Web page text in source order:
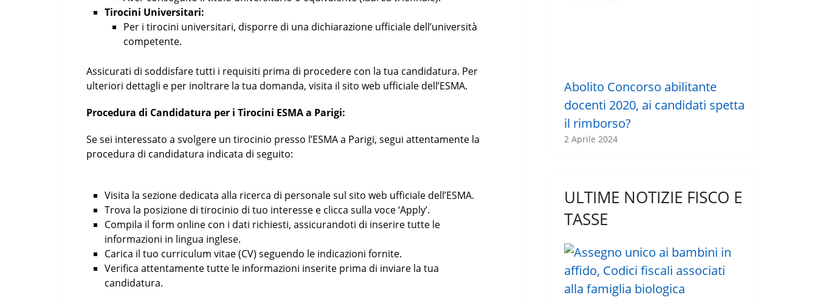
Tirocini Universitari:
Per i tirocini universitari, disporre di una dichiarazione ufficiale dell’università
competente.
Assicurati di soddisfare tutti i requisiti prima di procedere con la tua candidatura. Per
ulteriori dettagli e per inoltrare la tua domanda, visita il sito web ufficiale dell’ESMA.
Procedura di Candidatura per i Tirocini ESMA a Parigi:
Se sei interessato a svolgere un tirocinio presso l’ESMA a Parigi, segui attentamente la
procedura di candidatura indicata di seguito:
Visita la sezione dedicata alla ricerca di personale sul sito web ufficiale dell’ESMA.
Trova la posizione di tirocinio di tuo interesse e clicca sulla voce ‘Apply’.
Compila il form online con i dati richiesti, assicurandoti di inserire tutte le
informazioni in lingua inglese.
Carica il tuo curriculum vitae (CV) seguendo le indicazioni fornite.
Verifica attentamente tutte le informazioni inserite prima di inviare la tua
candidatura.
Abolito Concorso abilitante
docenti 2020, ai candidati spetta
il rimborso?
2 Aprile 2024
ULTIME NOTIZIE FISCO E
TASSE